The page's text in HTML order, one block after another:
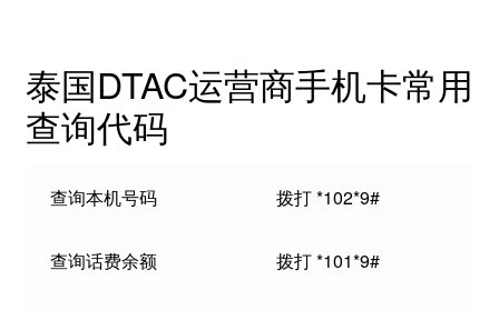
泰国DTAC运营商手机卡常用
查询代码
查询本机号码 拨打 *102*9#
查询话费余额 拨打 *101*9#